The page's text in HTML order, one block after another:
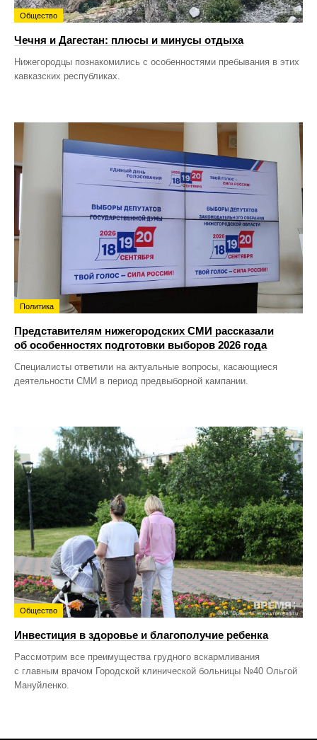
Общество
Чечня и Дагестан: плюсы и минусы отдыха
Нижегородцы познакомились с особенностями пребывания в этих
кавказских республиках.
Политика
Представителям нижегородских СМИ рассказали
об особенностях подготовки выборов 2026 года
Специалисты ответили на актуальные вопросы, касающиеся
деятельности СМИ в период предвыборной кампании.
Общество
Инвестиция в здоровье и благополучие ребенка
Рассмотрим все преимущества грудного вскармливания
с главным врачом Городской клинической больницы №40 Ольгой
Мануйленко.